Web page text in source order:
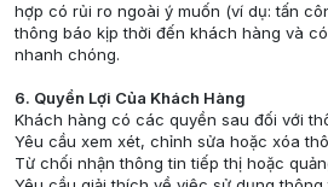
hợp có rủi ro ngoài ý muốn (ví dụ: tấn
thông báo kịp thời đến khách hàng và
nhanh chóng.
6. Quyền Lợi Của Khách Hàng
Khách hàng có các quyền sau đối với
Yêu cầu xem xét, chỉnh sửa hoặc xóa
Từ chối nhận thông tin tiếp thị hoặc